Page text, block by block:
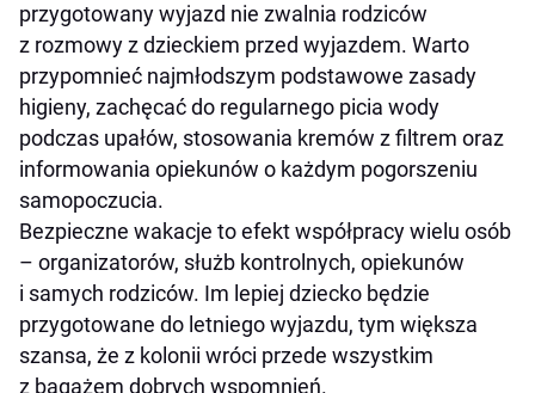
przygotowany wyjazd nie zwalnia rodziców
z rozmowy z dzieckiem przed wyjazdem. Warto
przypomnieć najmłodszym podstawowe zasady
higieny, zachęcać do regularnego picia wody
podczas upałów, stosowania kremów z filtrem oraz
informowania opiekunów o każdym pogorszeniu
samopoczucia.
Bezpieczne wakacje to efekt współpracy wielu osób
– organizatorów, służb kontrolnych, opiekunów
i samych rodziców. Im lepiej dziecko będzie
przygotowane do letniego wyjazdu, tym większa
szansa, że z kolonii wróci przede wszystkim
z bagażem dobrych wspomnień.